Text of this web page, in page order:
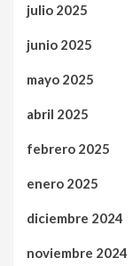
julio 2025
junio 2025
mayo 2025
abril 2025
febrero 2025
enero 2025
diciembre 2024
noviembre 2024